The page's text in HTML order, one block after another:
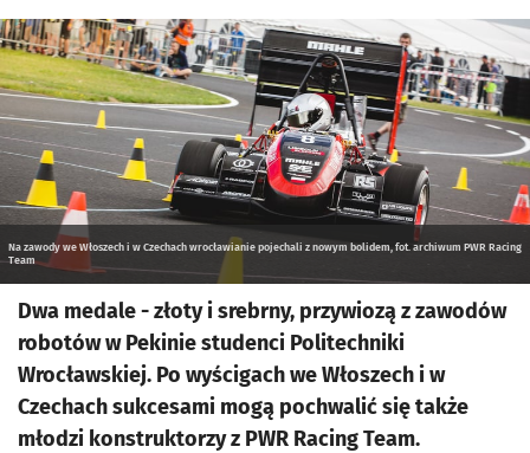
Kliknij, aby powiększyć
Na zawody we Włoszech i w Czechach wrocławianie pojechali z nowym bolidem, fot. archiwum PWR Racing
Team
Dwa medale - złoty i srebrny, przywiozą z zawodów
robotów w Pekinie studenci Politechniki
Wrocławskiej. Po wyścigach we Włoszech i w
Czechach sukcesami mogą pochwalić się także
młodzi konstruktorzy z PWR Racing Team.